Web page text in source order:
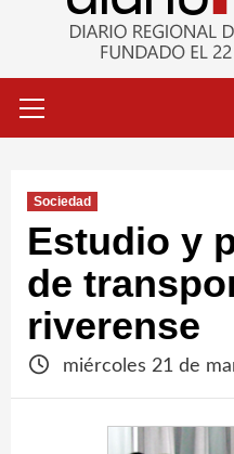
primario
Sociedad
Estudio y
de
riverense
miércoles 21 de